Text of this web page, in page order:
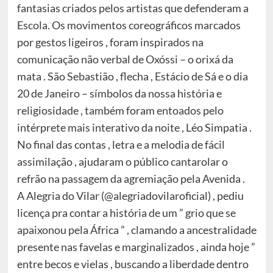
fantasias criados pelos artistas que defenderam a
Escola. Os movimentos coreográficos marcados
por gestos ligeiros , foram inspirados na
comunicação não verbal de Oxóssi – o orixá da
mata . São Sebastião , flecha , Estácio de Sá e o dia
20 de Janeiro – símbolos da nossa história e
religiosidade , também foram entoados pelo
intérprete mais interativo da noite , Léo Simpatia .
No final das contas , letra e a melodia de fácil
assimilação , ajudaram o público cantarolar o
refrão na passagem da agremiação pela Avenida .
A Alegria do Vilar (@alegriadovilaroficial) , pediu
licença pra contar a história de um ” grio que se
apaixonou pela África ” , clamando a ancestralidade
presente nas favelas e marginalizados , ainda hoje ”
entre becos e vielas , buscando a liberdade dentro